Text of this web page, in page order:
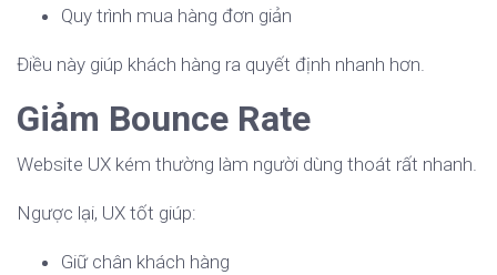
Quy trình mua hàng đơn giản
Điều này giúp khách hàng ra quyết định nhanh hơn.
Giảm Bounce Rate
Website UX kém thường làm người dùng thoát rất nhanh.
Ngược lại, UX tốt giúp:
Giữ chân khách hàng